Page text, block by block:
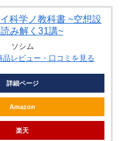
科学ノ教科書 ~空想設
み解く31講~
ソシム
品レビュー・口コミを見る
詳細ページ
Amazon
楽天